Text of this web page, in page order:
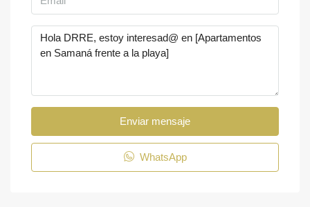
Enviar mensaje
WhatsApp